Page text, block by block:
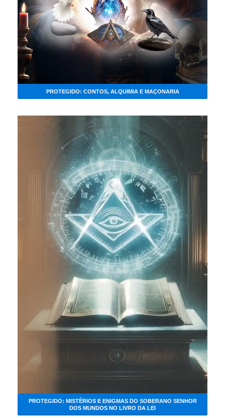
PROTEGIDO: CONTOS, ALQUIMIA E MAÇONARIA
PROTEGIDO: MISTÉRIOS E ENIGMAS DO SOBERANO SENHOR
DOS MUNDOS NO LIVRO DA LEI